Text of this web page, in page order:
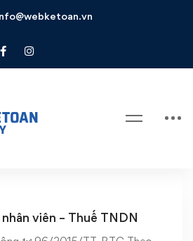
người lao động
lợi cho người lao
viên – Thuế TNDN